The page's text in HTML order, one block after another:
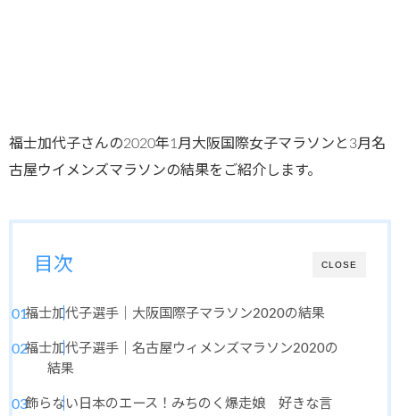
福士加代子さんの2020年1月大阪国際女子マラソンと3月名
古屋ウイメンズマラソンの結果をご紹介します。
CLOSE
目次
福士加代子選手｜大阪国際子マラソン2020の結果
福士加代子選手｜名古屋ウィメンズマラソン2020の
結果
飾らない日本のエース！みちのく爆走娘 好きな言